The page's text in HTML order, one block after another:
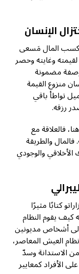
الإنسان
المال مَسعى
وغايته وحصر
وصفة مضمونة
منزوع القيمة
تواطأ باقي
رزقه.
فالعلاقة مع
والطريقة
والوجودي
كتابًا مثيرًا
كيف يقوم النظام
إلى أشخاص مديونين
العيش المعاصر،
الاستدانة وسدّ
الأفراد كمعايير